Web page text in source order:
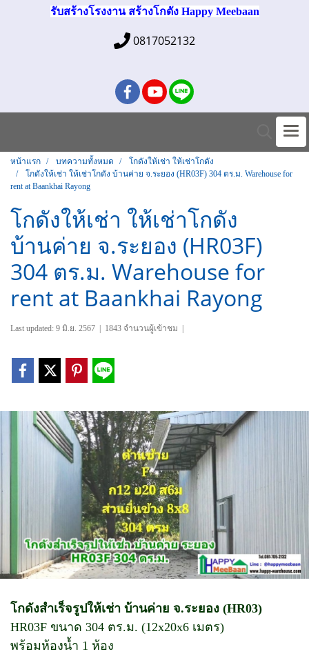
รับสร้างโรงงาน สร้างโกดัง Happy Meebaan
0817052132
หน้าแรก บทความทั้งหมด
โกดังให้เช่า ให้เช่าโกดัง
โกดังให้เช่า ให้เช่าโกดัง บ้านค่าย จ.ระยอง (HR03F) 304 ตร.ม. Warehouse for
rent at Baankhai Rayong
โกดังให้เช่า ให้เช่าโกดัง
บ้านค่าย จ.ระยอง (HR03F)
304 ตร.ม. Warehouse for
rent at Baankhai Rayong
Last updated: 9 มิ.ย. 2567 1843 จำนวนผู้เข้าชม
โกดังสำเร็จรูปให้เช่า บ้านค่าย จ.ระยอง (HR03)
HR03F ขนาด 304 ตร.ม. (12x20x6 เมตร)
พร้อมห้องน้ำ 1 ห้อง